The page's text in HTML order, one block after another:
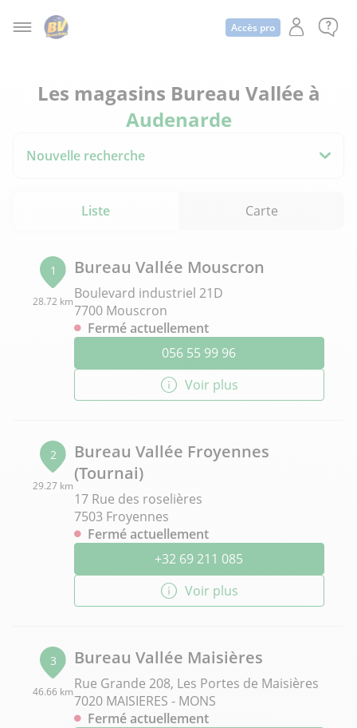
Accès pro
Les magasins Bureau Vallée à
Audenarde
Nouvelle recherche
Liste Carte
1
28.72 km
Bureau Vallée Mouscron
Boulevard industriel 21D
7700 Mouscron
Fermé actuellement
056 55 99 96
Voir plus
2
29.27 km
Bureau Vallée Froyennes
(Tournai)
17 Rue des roselières
7503 Froyennes
Fermé actuellement
+32 69 211 085
Voir plus
3
46.66 km
Bureau Vallée Maisières
Rue Grande 208, Les Portes de Maisières
7020 MAISIERES - MONS
Fermé actuellement